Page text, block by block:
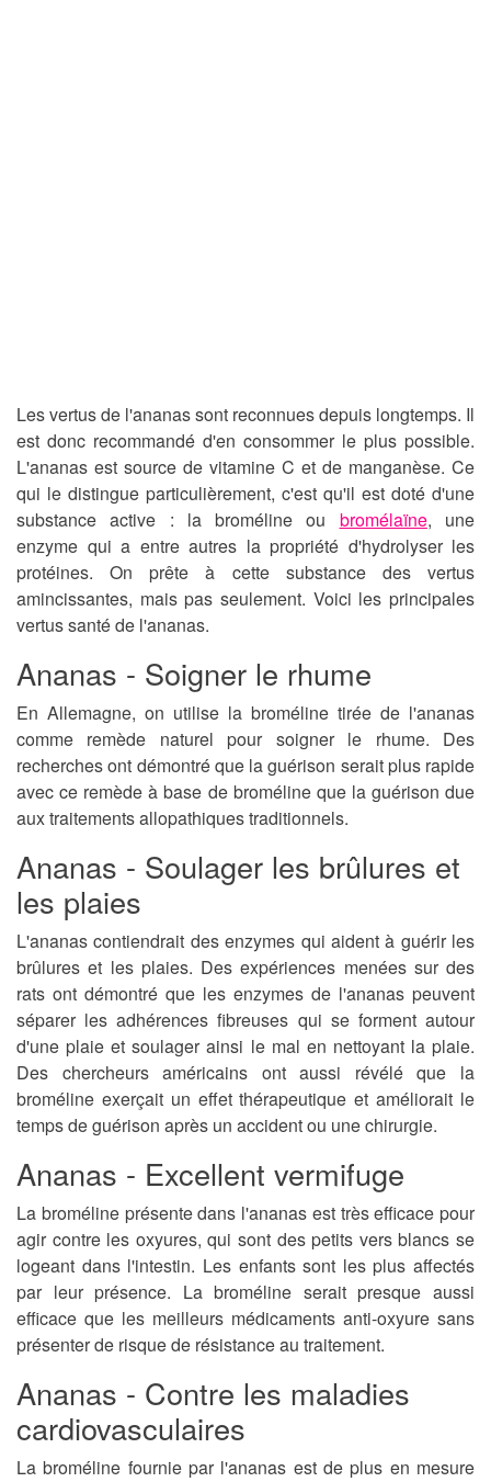
Les vertus de l'ananas sont reconnues depuis longtemps. Il
est donc recommandé d'en consommer le plus possible.
L'ananas est source de vitamine C et de manganèse. Ce
qui le distingue particulièrement, c'est qu'il est doté d'une
substance active : la broméline ou bromélaïne, une
enzyme qui a entre autres la propriété d'hydrolyser les
protéines. On prête à cette substance des vertus
amincissantes, mais pas seulement. Voici les principales
vertus santé de l'ananas.
Ananas - Soigner le rhume
En Allemagne, on utilise la broméline tirée de l'ananas
comme remède naturel pour soigner le rhume. Des
recherches ont démontré que la guérison serait plus rapide
avec ce remède à base de broméline que la guérison due
aux traitements allopathiques traditionnels.
Ananas - Soulager les brûlures et
les plaies
L'ananas contiendrait des enzymes qui aident à guérir les
brûlures et les plaies. Des expériences menées sur des
rats ont démontré que les enzymes de l'ananas peuvent
séparer les adhérences fibreuses qui se forment autour
d'une plaie et soulager ainsi le mal en nettoyant la plaie.
Des chercheurs américains ont aussi révélé que la
broméline exerçait un effet thérapeutique et améliorait le
temps de guérison après un accident ou une chirurgie.
Ananas - Excellent vermifuge
La broméline présente dans l'ananas est très efficace pour
agir contre les oxyures, qui sont des petits vers blancs se
logeant dans l'intestin. Les enfants sont les plus affectés
par leur présence. La broméline serait presque aussi
efficace que les meilleurs médicaments anti-oxyure sans
présenter de risque de résistance au traitement.
Ananas - Contre les maladies
cardiovasculaires
La broméline fournie par l'ananas est de plus en mesure